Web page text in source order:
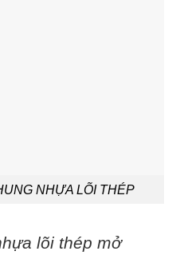
NHỰA LÕI THÉP
lõi thép mở